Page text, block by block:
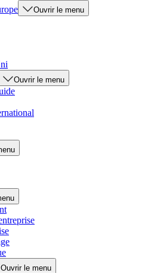
Ouvrir le menu
Ouvrir le menu
Ouvrir le menu